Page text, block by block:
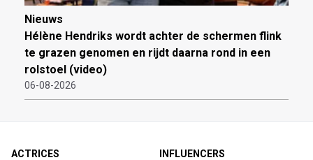
Nieuws
Hélène Hendriks wordt achter de schermen flink
te grazen genomen en rijdt daarna rond in een
rolstoel (video)
06-08-2026
ACTRICES
INFLUENCERS